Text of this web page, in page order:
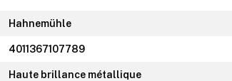
Hahnemühle
4011367107789
Haute brillance métallique